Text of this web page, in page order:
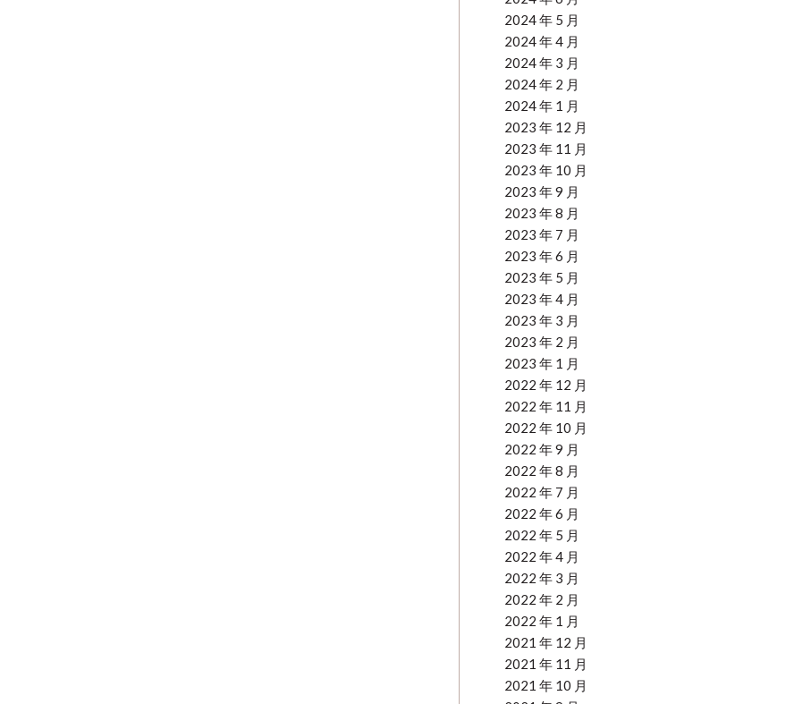
2024 年 5 月
2024 年 4 月
2024 年 3 月
2024 年 2 月
2024 年 1 月
2023 年 12 月
2023 年 11 月
2023 年 10 月
2023 年 9 月
2023 年 8 月
2023 年 7 月
2023 年 6 月
2023 年 5 月
2023 年 4 月
2023 年 3 月
2023 年 2 月
2023 年 1 月
2022 年 12 月
2022 年 11 月
2022 年 10 月
2022 年 9 月
2022 年 8 月
2022 年 7 月
2022 年 6 月
2022 年 5 月
2022 年 4 月
2022 年 3 月
2022 年 2 月
2022 年 1 月
2021 年 12 月
2021 年 11 月
2021 年 10 月